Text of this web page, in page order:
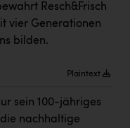
Resch&Frisch
vier Generationen
bilden.
Plaintext
sein 100-jähriges
nachhaltige